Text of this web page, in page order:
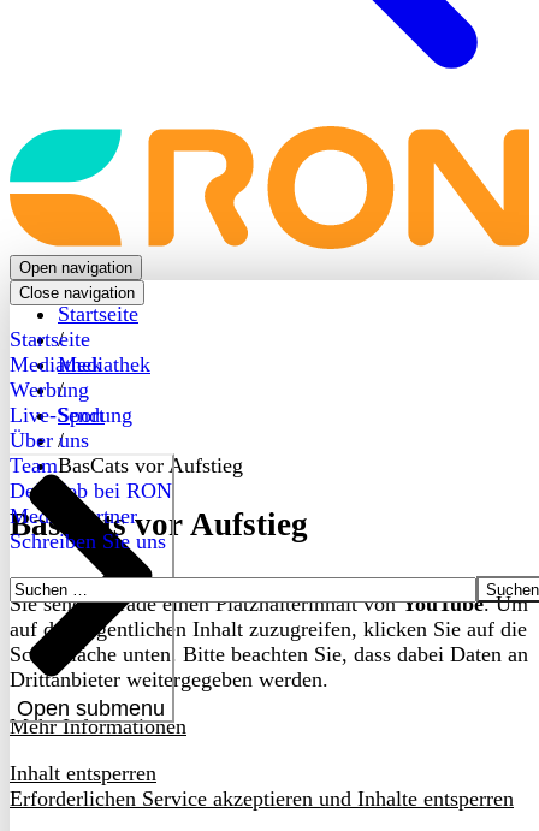
Back
to
frontpage
Open navigation
Close navigation
Startseite
Mediathek
Werbung
Live-Sendung
Über uns
Open submenu
Team
Dein Job bei RON
Medienpartner
Schreiben Sie uns
Suchen
nach:
Startseite
/
Mediathek
/
Sport
/
BasCats vor Aufstieg
BasCats vor Aufstieg
Sie sehen gerade einen Platzhalterinhalt vonYouTube. Um
auf den eigentlichen Inhalt zuzugreifen, klicken Sie auf die
Schaltfläche unten. Bitte beachten Sie, dass dabei Daten an
Drittanbieter weitergegeben werden.
Mehr Informationen
Inhalt entsperren
Erforderlichen Service akzeptieren und Inhalte entsperren